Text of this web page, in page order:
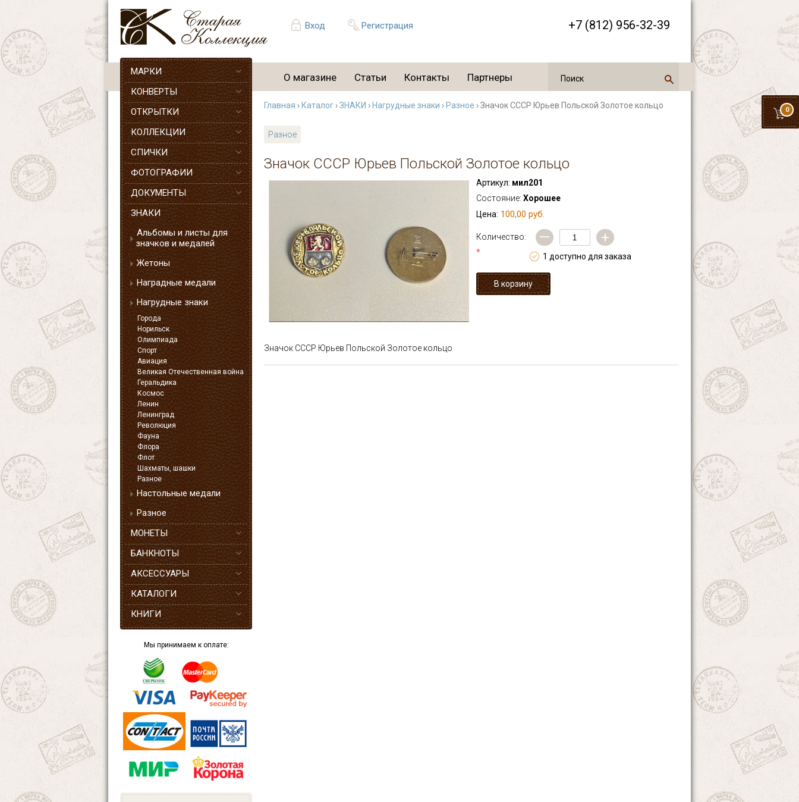
Вход Регистрация +7 (812) 956-32-39
0
О магазине Статьи Контакты Партнеры
МАРКИ
КОНВЕРТЫ
ОТКРЫТКИ
КОЛЛЕКЦИИ
СПИЧКИ
ФОТОГРАФИИ
ДОКУМЕНТЫ
ЗНАКИ
Альбомы и листы для
значков и медалей
Жетоны
Наградные медали
Нагрудные знаки
Города
Норильск
Олимпиада
Спорт
Авиация
Великая Отечественная война
Геральдика
Космос
Ленин
Ленинград
Революция
Фауна
Флора
Флот
Шахматы, шашки
Разное
Настольные медали
Разное
МОНЕТЫ
БАНКНОТЫ
АКСЕССУАРЫ
КАТАЛОГИ
КНИГИ
Мы принимаем к оплате:
Главная › Каталог ›ЗНАКИ › Нагрудные знаки › Разное › Значок СССР Юрьев Польской Золотое кольцо
Разное
Значок СССР Юрьев Польской Золотое кольцо
Артикул: мил201
Состояние: Хорошее
Цена: 100,00 руб.
Количество:
*
— +
1 доступно для заказа
Значок СССР Юрьев Польской Золотое кольцо